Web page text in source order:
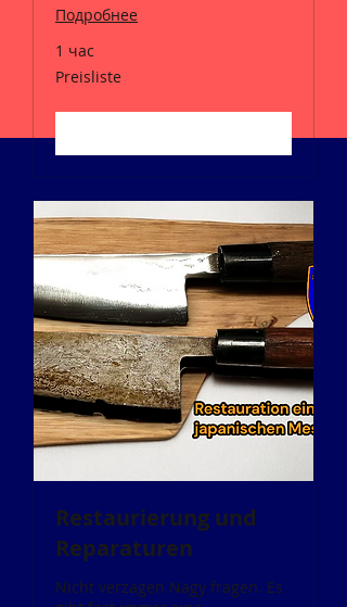
Подробнее
1 час
Preisliste
Preisliste
Restaurierung und
Reparaturen
Nicht verzagen Nagy fragen. Es